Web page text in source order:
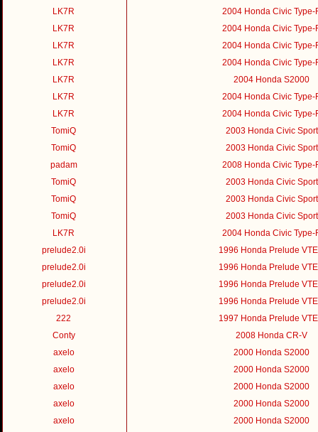
LK7R
2004 Honda Civic Type-
LK7R
2004 Honda Civic Type-
LK7R
2004 Honda Civic Type-
LK7R
2004 Honda Civic Type-
LK7R
2004 Honda S2000
LK7R
2004 Honda Civic Type-
LK7R
2004 Honda Civic Type-
TomiQ
2003 Honda Civic Sport
TomiQ
2003 Honda Civic Sport
padam
2008 Honda Civic Type-
TomiQ
2003 Honda Civic Sport
TomiQ
2003 Honda Civic Sport
TomiQ
2003 Honda Civic Sport
LK7R
2004 Honda Civic Type-
prelude2.0i
1996 Honda Prelude
prelude2.0i
1996 Honda Prelude
prelude2.0i
1996 Honda Prelude
prelude2.0i
1996 Honda Prelude
222
1997 Honda Prelude
Conty
2008 Honda CR-V
axelo
2000 Honda S2000
axelo
2000 Honda S2000
axelo
2000 Honda S2000
axelo
2000 Honda S2000
axelo
2000 Honda S2000